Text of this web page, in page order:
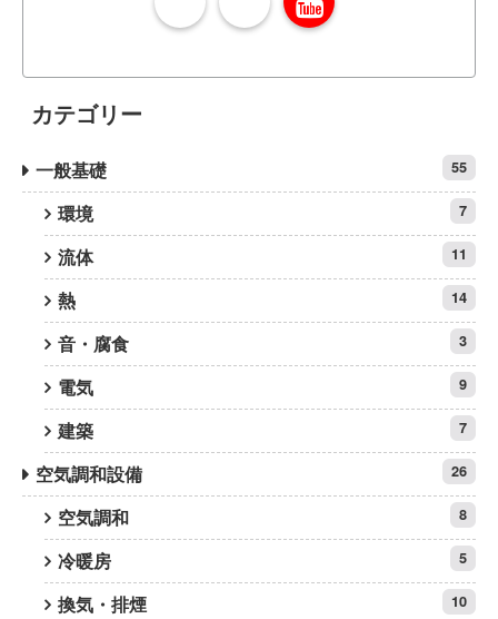
カテゴリー
一般基礎 55
環境 7
流体 11
熱 14
音・腐食 3
電気 9
建築 7
空気調和設備 26
空気調和 8
冷暖房 5
換気・排煙 10